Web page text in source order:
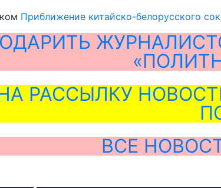
Приближение китайско-белорусского
РАССЫЛКУ
ВСЕ